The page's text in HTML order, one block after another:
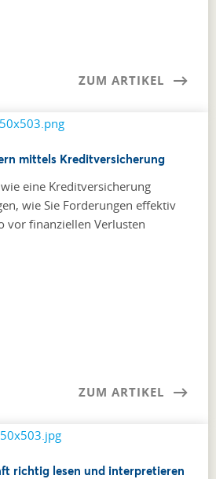
ZUM ARTIKEL
mittels Kreditversicherung
eine Kreditversicherung
wie Sie Forderungen effektiv
vor finanziellen Verlusten
ZUM ARTIKEL
richtig lesen und interpretieren